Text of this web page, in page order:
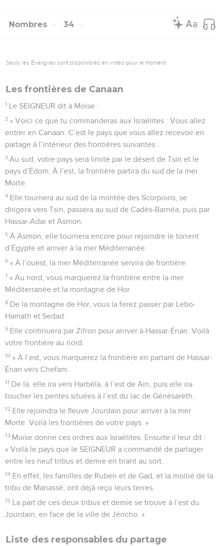
Nombres 34
Seuls les Évangiles sont disponibles en vidéo pour le moment.
Les frontières de Canaan
1 Le SEIGNEUR dit à Moïse :
2 « Voici ce que tu commanderas aux Israélites : Vous allez
entrer en Canaan. C’est le pays que vous allez recevoir en
partage à l’intérieur des frontières suivantes :
3 Au sud, votre pays sera limité par le désert de Tsin et le
pays d’Édom. À l’est, la frontière partira du sud de la mer
Morte.
4 Elle tournera au sud de la montée des Scorpions, se
dirigera vers Tsin, passera au sud de Cadès-Barnéa, puis par
Hassar-Adar et Asmon.
5 À Asmon, elle tournera encore pour rejoindre le torrent
d’Égypte et arriver à la mer Méditerranée.
6 « À l’ouest, la mer Méditerranée servira de frontière.
7 « Au nord, vous marquerez la frontière entre la mer
Méditerranée et la montagne de Hor.
8 De la montagne de Hor, vous la ferez passer par Lebo-
Hamath et Sedad.
9 Elle continuera par Zifron pour arriver à Hassar-Énan. Voilà
votre frontière au nord.
10 « À l’est, vous marquerez la frontière en partant de Hassar-
Énan vers Chefam.
11 De là, elle ira vers Harbéla, à l’est de Aïn, puis elle ira
toucher les pentes situées à l’est du lac de Génésareth.
12 Elle rejoindra le fleuve Jourdain pour arriver à la mer
Morte. Voilà les frontières de votre pays. »
13 Moïse donne ces ordres aux Israélites. Ensuite il leur dit :
« Voilà le pays que le SEIGNEUR a commandé de partager
entre les neuf tribus et demie en tirant au sort.
14 En effet, les familles de Ruben et de Gad, et la moitié de la
tribu de Manassé, ont déjà reçu leurs terres.
15 La part de ces deux tribus et demie se trouve à l’est du
Jourdain, en face de la ville de Jéricho. »
Liste des responsables du partage